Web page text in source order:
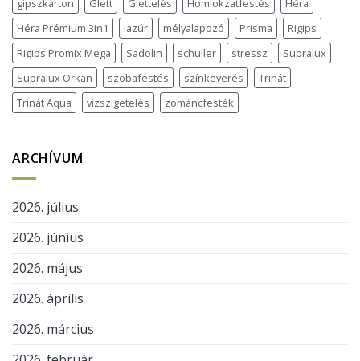
gipszkarton
Glett Glettelés Homlokzatfestés
Héra
Héra Prémium 3in1
lazúr mélyalapozó Prisma
Rigips
Rigips Promix Mega
Sadolin schuller stressz
Supralux
Supralux Orkan
szobafestés színkeverés
Trinát
Trinát Aqua
vízszigetelés zománcfesték
ARCHÍVUM
2026. július
2026. június
2026. május
2026. április
2026. március